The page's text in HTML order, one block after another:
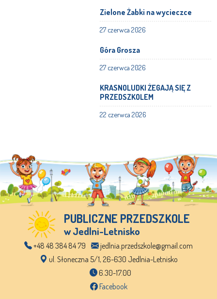
Zielone Żabki na wycieczce
27 czerwca 2026
Góra Grosza
27 czerwca 2026
KRASNOLUDKI ŻEGAJĄ SIĘ Z
PRZEDSZKOLEM
22 czerwca 2026
PUBLICZNE PRZEDSZKOLE
w Jedlni-Letnisko
+48 48 384 84 79
jedlnia.przedszkole@gmail.com
ul. Słoneczna 5/1, 26-630 Jedlnia-Letnisko
6.30-17.00
Facebook